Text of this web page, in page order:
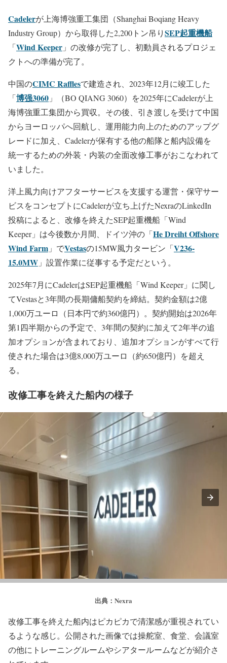
Cadelerが上海博強重工集団（Shanghai Boqiang Heavy
Industry Group）から取得した2,200トン吊りSEP起重機船
「Wind Keeper 」の改修が完了し、初動員されるプロジェ
クトへの準備が完了。
中国のCIMC Rafflesで建造され、2023年12月に竣工した
「博强3060 」（BO QIANG 3060）を2025年にCadelerが上
海博強重工集団から買収。その後、引き渡しを受けて中国
からヨーロッパへ回航し、運用能力向上のためのアップグ
レードに加え、Cadelerが保有する他の船隊と船内設備を
統一するための外装・内装の全面改修工事がおこなわれて
いました。
洋上風力向けアフターサービスを支援する運営・保守サー
ビスをコンセプトにCadelerが立ち上げたNexraのLinkedIn
投稿によると、改修を終えたSEP起重機船「Wind
Keeper」は今後数か月間、ドイツ沖の「He Dreiht Offshore
Wind Farm 」でVestasの15MW風力タービン「V236-
15.0MW 」設置作業に従事する予定だという。
2025年7月にCadelerはSEP起重機船「Wind Keeper」に関し
てVestasと3年間の長期傭船契約を締結。契約金額は2億
1,000万ユーロ（日本円で約360億円）。契約開始は2026年
第1四半期からの予定で、3年間の契約に加えて2年半の追
加オプションが含まれており、追加オプションがすべて行
使された場合は3億8,000万ユーロ（約650億円）を超え
る。
改修工事を終えた船内の様子
出典：Nexra
改修工事を終えた船内はピカピカで清潔感が重視されてい
るような感じ。公開された画像では操舵室、食堂、会議室
の他にトレーニングルームやシアタールームなどが紹介さ